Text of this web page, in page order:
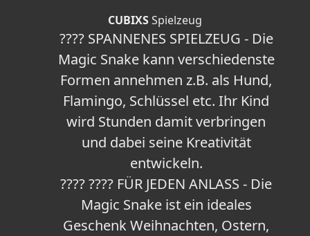
CUBIXSSpielzeug
???? SPANNENES SPIELZEUG - Die
Magic Snake kann verschiedenste
Formen annehmen z.B. als Hund,
Flamingo, Schlüssel etc. Ihr Kind
wird Stunden damit verbringen
und dabei seine Kreativität
entwickeln.
???? ???? FÜR JEDEN ANLASS - Die
Magic Snake ist ein ideales
Geschenk Weihnachten, Ostern,